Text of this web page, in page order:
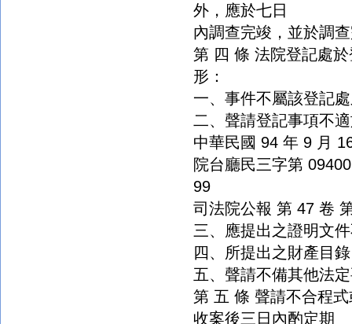
外，應於七日
內調查完竣，並於調
第 四 條 法院登記處
形：
一、事件不屬該登記
二、聲請登記事項不
中華民國 94 年 9 月
院台廳民三字第
99
司法院公報 第 47 卷
三、應提出之證明文
四、所提出之財產目
五、聲請不備其他法
第 五 條 聲請不合程
收案後三日內酌定期